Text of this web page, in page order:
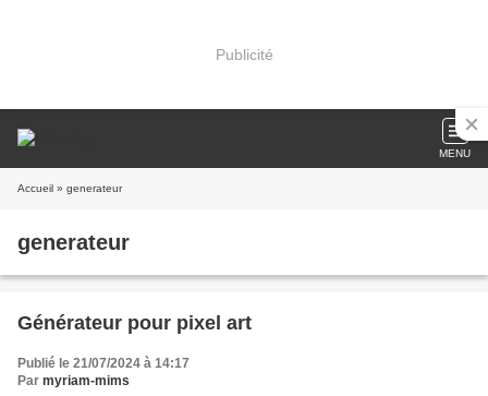
Publicité
MENU
Accueil » generateur
generateur
Générateur pour pixel art
Publié le 21/07/2024 à 14:17
Par myriam-mims